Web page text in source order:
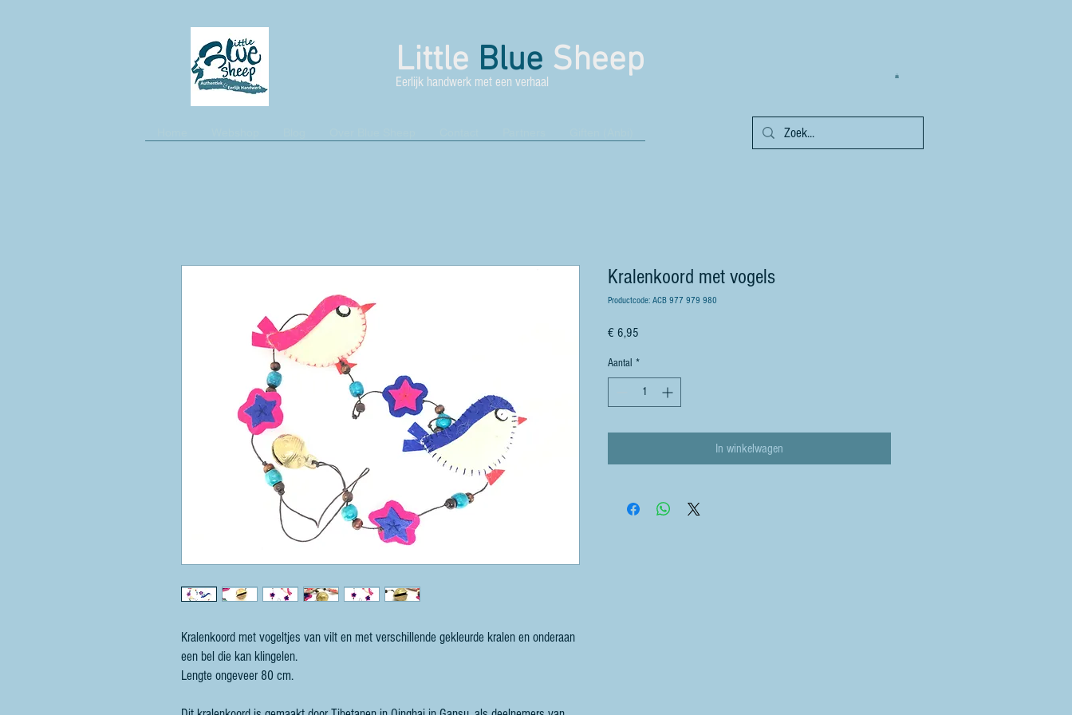
Little Blue Sheep
Eerlijk handwerk met een verhaal
Kralenkoord met vogeltjes van vilt en met verschillende gekleurde kralen en onderaan
een bel die kan klingelen.
Lengte ongeveer 80 cm.
Kralenkoord met vogels
Productcode: ACB 977 979 980
€ 6,95
Aantal *
In winkelwagen